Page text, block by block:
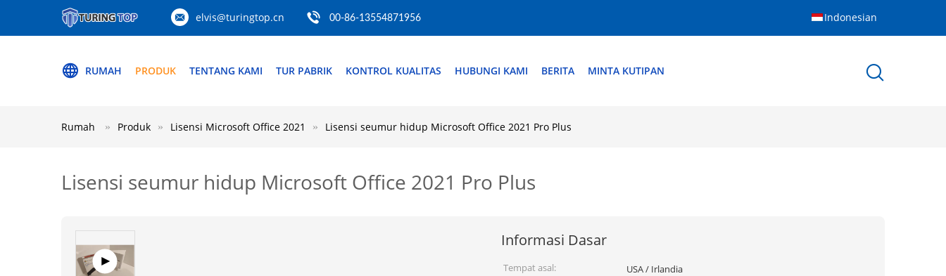
elvis@turingtop.cn 00-86-13554871956 Indonesian
RUMAH PRODUK TENTANG KAMI TUR PABRIK KONTROL KUALITAS HUBUNGI KAMI BERITA MINTA KUTIPAN
Rumah Produk Lisensi Microsoft Office 2021 Lisensi seumur hidup Microsoft Office 2021 Pro Plus
Lisensi seumur hidup Microsoft Office 2021 Pro Plus
Informasi Dasar
Tempat asal:
USA / Irlandia